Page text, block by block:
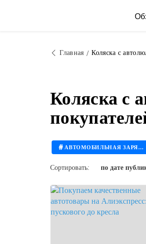
Главная Коляска с
Коляска с
# АВТОМОБИЛЬНАЯ ЗАРЯДКА
Сортировать: по дате